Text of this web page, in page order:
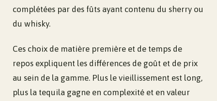
complétées par des fûts ayant contenu du sherry ou
du whisky.
Ces choix de matière première et de temps de
repos expliquent les différences de goût et de prix
au sein de la gamme. Plus le vieillissement est long,
plus la tequila gagne en complexité et en valeur